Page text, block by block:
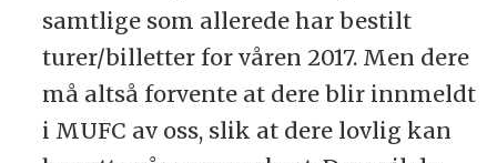
samtlige som allerede har bestilt
turer/billetter for våren 2017. Men dere
må altså forvente at dere blir innmeldt
i MUFC av oss, slik at dere lovlig kan